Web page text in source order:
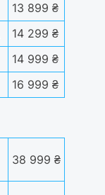
13 899 ₴
14 299 ₴
14 999 ₴
16 999 ₴
38 999 ₴